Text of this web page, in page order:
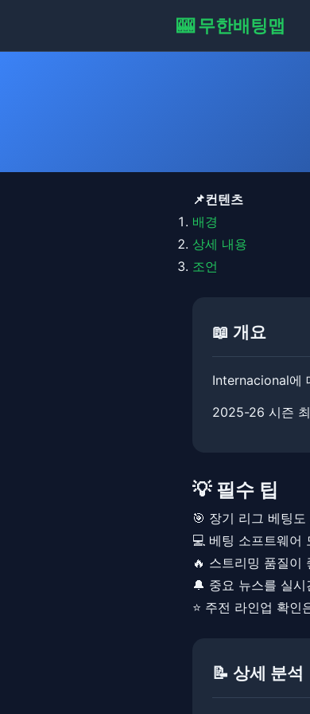
🎰 무한배팅맵
📌컨텐츠
배경
상세 내용
조언
📖 개요
Internacional에
2025-26 시즌
💡 필수 팁
🎯 장기 리그 베팅도
💻 베팅 소프트웨어
🔥 스트리밍 품질이
🔔 중요 뉴스를 실
⭐ 주전 라인업 확인
📝 상세 분석